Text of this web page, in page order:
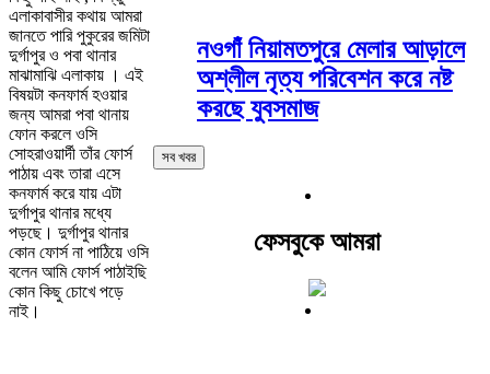
এলাকাবাসীর কথায় আমরা
জানতে পারি পুকুরের জমিটা
দুর্গাপুর ও পবা থানার
মাঝামাঝি এলাকায় । এই
বিষয়টা কনফার্ম হওয়ার
জন্য আমরা পবা থানায়
ফোন করলে ওসি
সোহরাওয়ার্দী তাঁর ফোর্স
পাঠায় এবং তারা এসে
কনফার্ম করে যায় এটা
দুর্গাপুর থানার মধ্যে
পড়ছে। দুর্গাপুর থানার
কোন ফোর্স না পাঠিয়ে ওসি
বলেন আমি ফোর্স পাঠাইছি
কোন কিছু চোখে পড়ে
নাই।
নওগাঁ নিয়ামতপুরে মেলার আড়ালে
অশ্লীল নৃত্য পরিবেশন করে নষ্ট
করছে যুবসমাজ
সব খবর
ফেসবুকে আমরা